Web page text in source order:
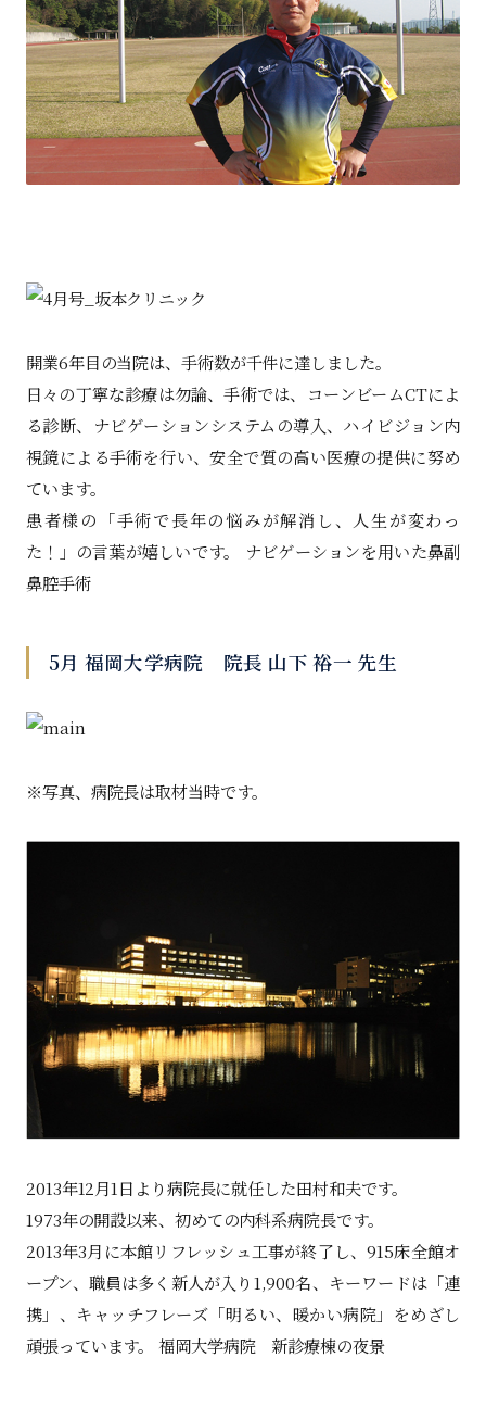
開業6年目の当院は、手術数が千件に達しました。
日々の丁寧な診療は勿論、手術では、コーンビームCTによ
る診断、ナビゲーションシステムの導入、ハイビジョン内
視鏡による手術を行い、安全で質の高い医療の提供に努め
ています。
患者様の「手術で長年の悩みが解消し、人生が変わっ
た！」の言葉が嬉しいです。 ナビゲーションを用いた鼻副
鼻腔手術
5月 福岡大学病院 院長 山下 裕一 先生
※写真、病院長は取材当時です。
2013年12月1日より病院長に就任した田村和夫です。
1973年の開設以来、初めての内科系病院長です。
2013年3月に本館リフレッシュ工事が終了し、915床全館オ
ープン、職員は多く新人が入り1,900名、キーワードは「連
携」、キャッチフレーズ「明るい、暖かい病院」をめざし
頑張っています。 福岡大学病院 新診療棟の夜景